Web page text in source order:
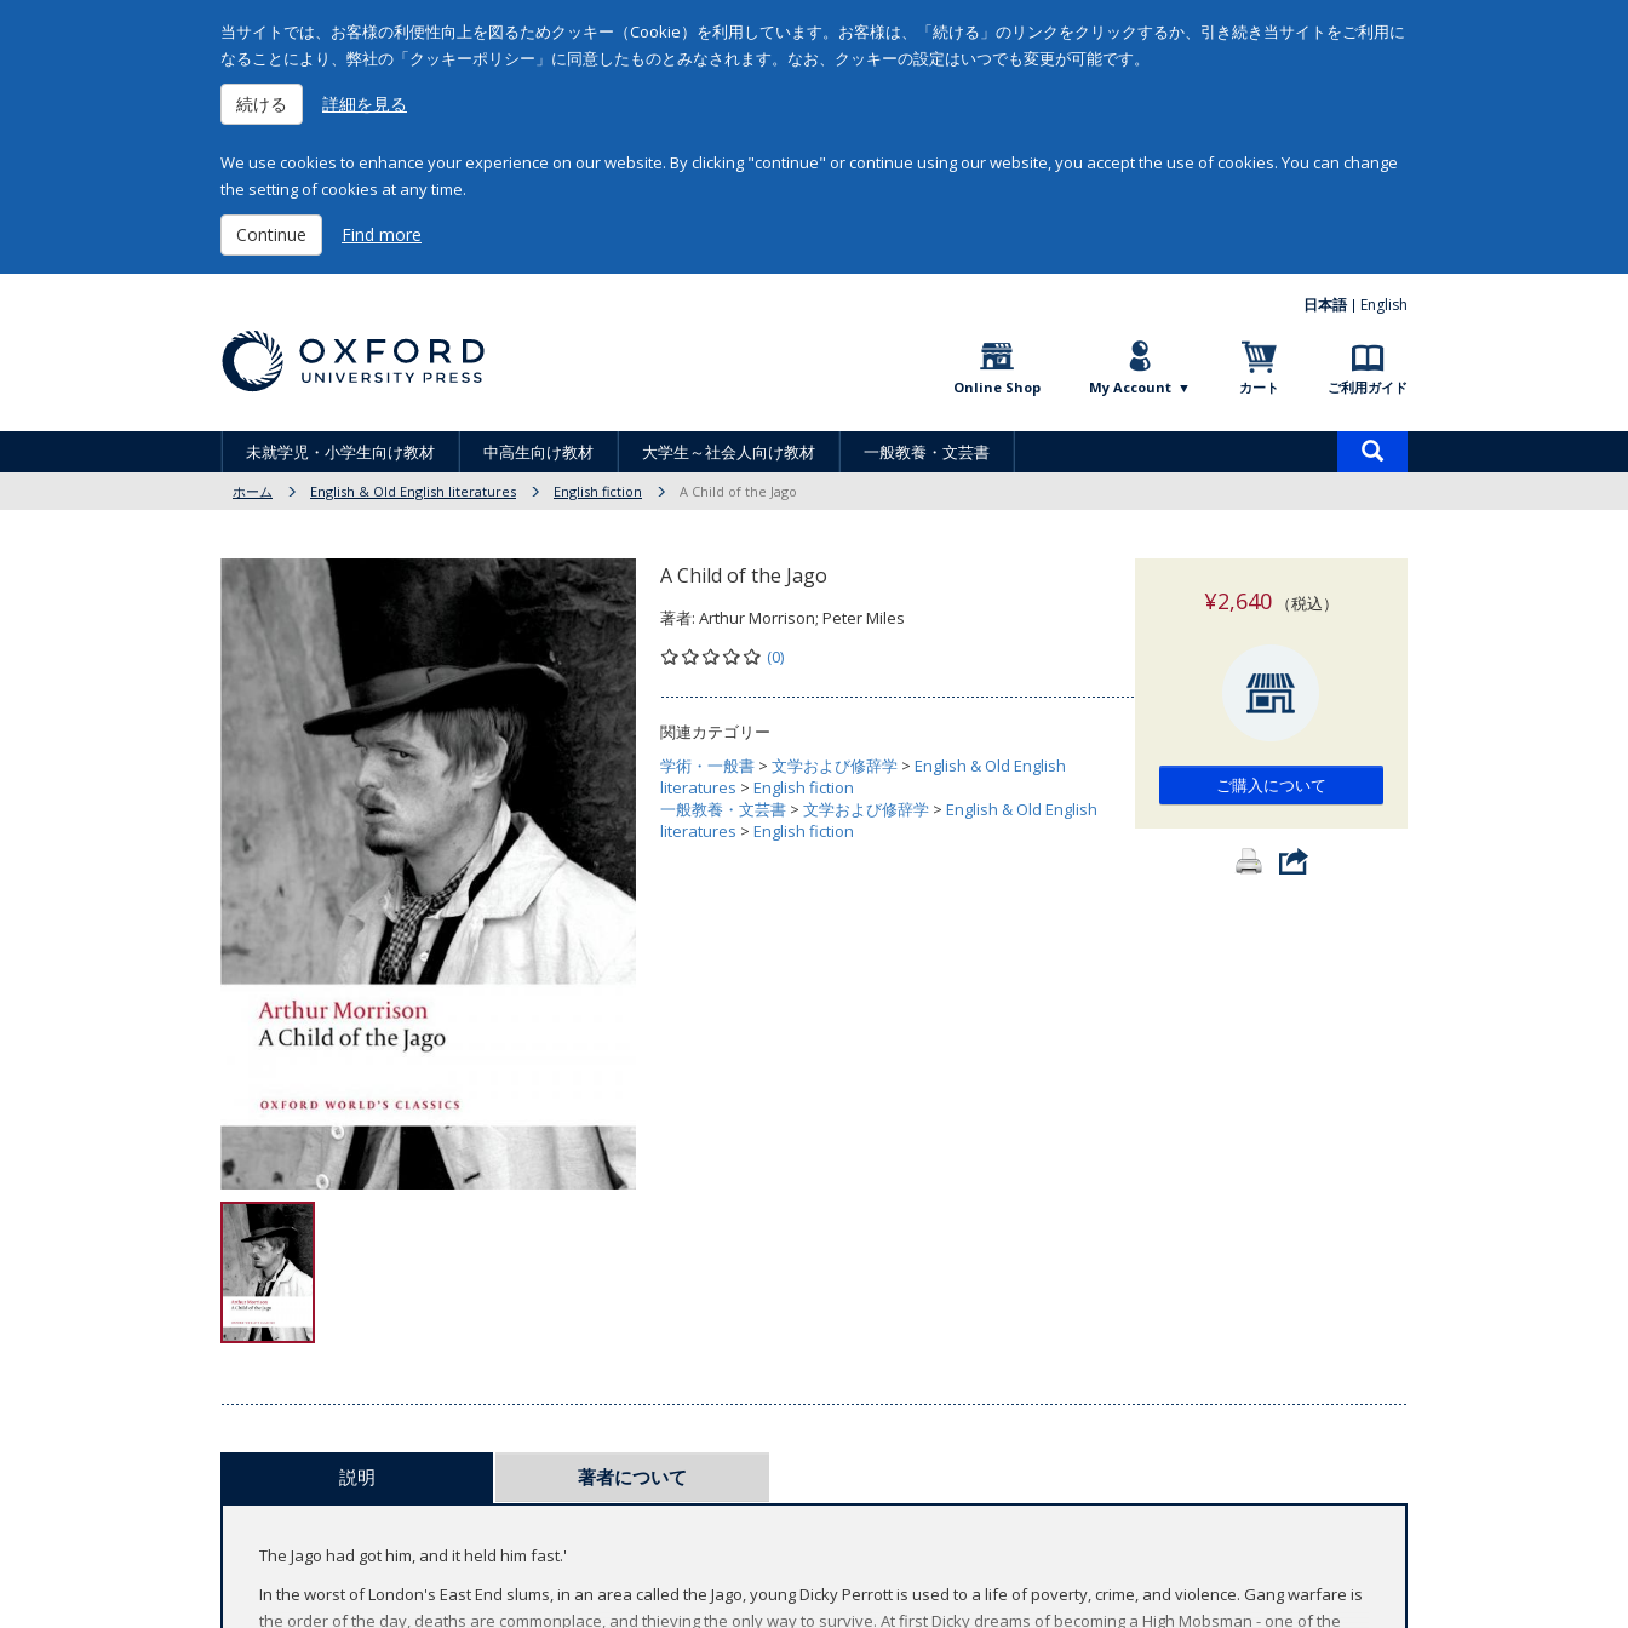
当サイトでは、お客様の利便性向上を図るためクッキー（Cookie）を利用しています。お客様は、「続ける」のリンクをクリックするか、引き続き当サイトをご利用に
なることにより、弊社の「クッキーポリシー」に同意したものとみなされます。なお、クッキーの設定はいつでも変更が可能です。
続ける 詳細を見る
We use cookies to enhance your experience on our website. By clicking "continue" or continue using our website, you accept the use of cookies. You can change
the setting of cookies at any time.
Continue Find more
日本語 English
Online Shop My Account カート ご利用ガイド
未就学児・小学生向け教材 中高生向け教材 大学生～社会人向け教材 一般教養・文芸書
索
ホーム English & Old English literatures English fiction A Child of the Jago
A Child of the Jago
著者: Arthur Morrison; Peter Miles
(0)
関連カテゴリー
学術・一般書 > 文学および修辞学 > English & Old English
literatures > English fiction
一般教養・文芸書 > 文学および修辞学 > English & Old English
literatures > English fiction
¥2,640（税込）
ご購入について
説明 著者について
The Jago had got him, and it held him fast.'
In the worst of London's East End slums, in an area called the Jago, young Dicky Perrott is used to a life of poverty, crime, and violence. Gang warfare is
the order of the day, deaths are commonplace, and thieving the only way to survive. At first Dicky dreams of becoming a High Mobsman - one of the